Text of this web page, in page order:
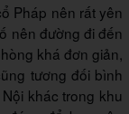
Pháp nên rất yên
nên đường đi đến
khá đơn giản,
tương đối bình
khác trong khu